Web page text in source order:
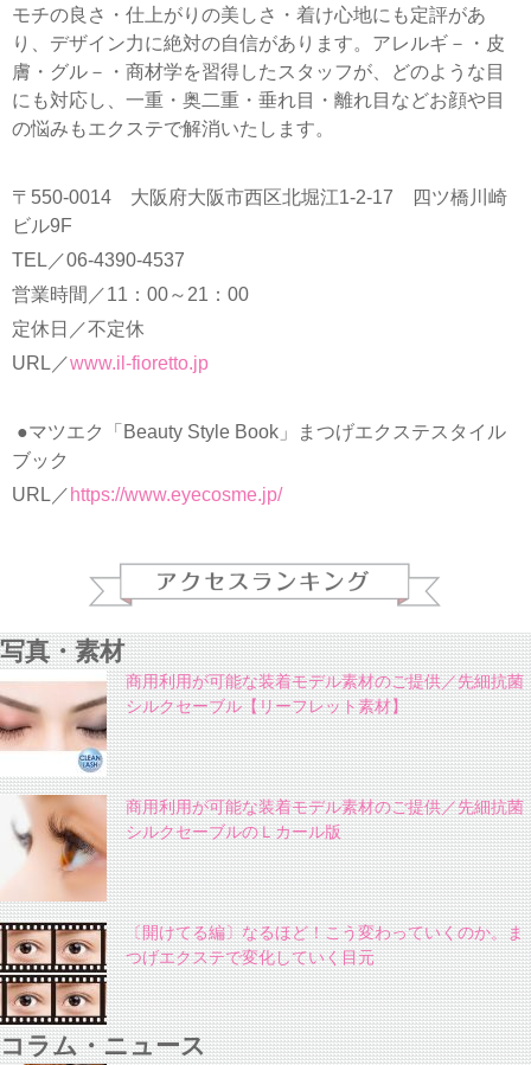
モチの良さ・仕上がりの美しさ・着け心地にも定評があ
り、デザイン力に絶対の自信があります。アレルギ－・皮
膚・グル－・商材学を習得したスタッフが、どのような目
にも対応し、一重・奥二重・垂れ目・離れ目などお顔や目
の悩みもエクステで解消いたします。
〒550-0014 大阪府大阪市西区北堀江1-2-17 四ツ橋川崎
ビル9F
TEL／06-4390-4537
営業時間／11：00～21：00
定休日／不定休
URL／www.il-fioretto.jp
●マツエク「Beauty Style Book」まつげエクステスタイル
ブック
URL／https://www.eyecosme.jp/
写真・素材
商用利用が可能な装着モデル素材のご提供／先細抗菌
シルクセーブル【リーフレット素材】
商用利用が可能な装着モデル素材のご提供／先細抗菌
シルクセーブルのＬカール版
〔開けてる編〕なるほど！こう変わっていくのか。ま
つげエクステで変化していく目元
コラム・ニュース